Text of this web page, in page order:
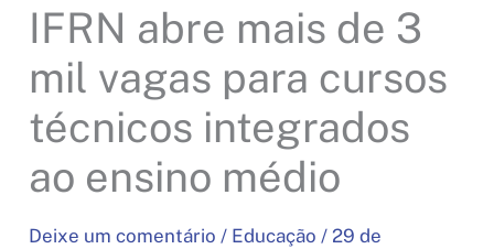
IFRN abre mais de 3
mil vagas para cursos
técnicos integrados
ao ensino médio
Deixe um comentário / Educação / 29 de